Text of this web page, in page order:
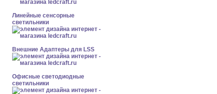
Линейные сенсорные
светильники
Внешние Адаптеры для LSS
Офисные светодиодные
светильники